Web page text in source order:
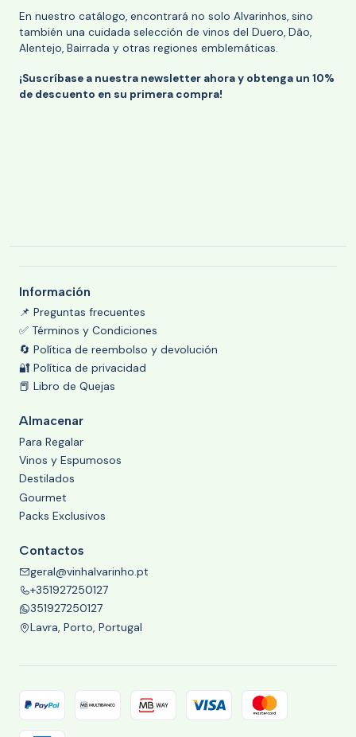
En nuestro catálogo, encontrará no solo Alvarinhos, sino
también una cuidada selección de vinos del Duero, Dão,
Alentejo, Bairrada y otras regiones emblemáticas.
¡Suscríbase a nuestra newsletter ahora y obtenga un 10%
de descuento en su primera compra!
Información
📌 Preguntas frecuentes
✅ Términos y Condiciones
🔄 Política de reembolso y devolución
🔐 Política de privacidad
📕 Libro de Quejas
Almacenar
Para Regalar
Vinos y Espumosos
Destilados
Gourmet
Packs Exclusivos
Contactos
geral@vinhalvarinho.pt
+351927250127
351927250127
Lavra, Porto, Portugal